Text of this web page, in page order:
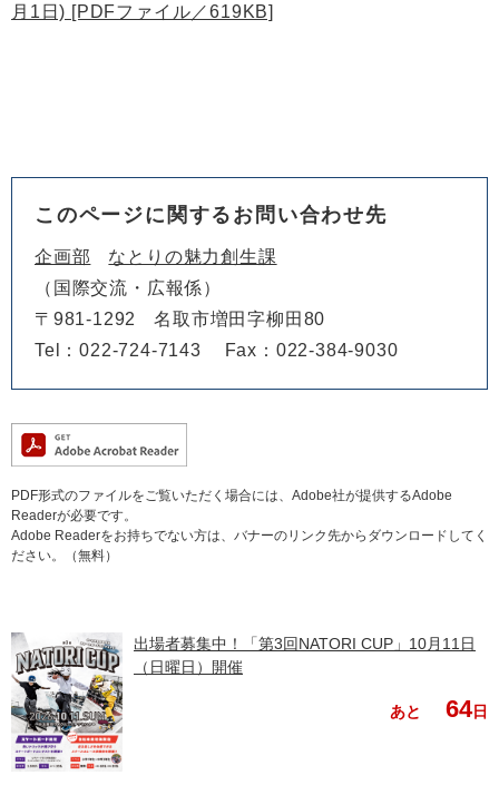
月1日) [PDFファイル／619KB]
このページに関するお問い合わせ先
企画部
なとりの魅力創生課
国際交流・広報係
〒981-1292
名取市増田字柳田80
Tel：022-724-7143
Fax：022-384-9030
PDF形式のファイルをご覧いただく場合には、Adobe社が提供するAdobe
Readerが必要です。
Adobe Readerをお持ちでない方は、バナーのリンク先からダウンロードしてく
ださい。（無料）
出場者募集中！「第3回NATORI CUP」10月11日
（日曜日）開催
あと 64日